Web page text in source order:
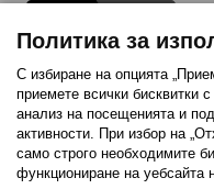
Последвайте ни:
FacebookTwitterYoutube
Политика за
С избиране на опцията
приемете всички бисквитки
анализ на посещенията и
активности. При избор на
само строго необходимитe
функциониране на уебсайта